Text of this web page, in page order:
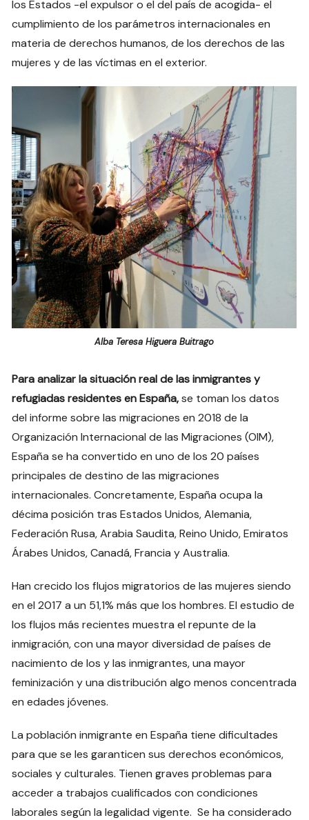
los Estados -el expulsor o el del país de acogida- el
cumplimiento de los parámetros internacionales en
materia de derechos humanos, de los derechos de las
mujeres y de las víctimas en el exterior.
Alba Teresa Higuera Buitrago
Para analizar la situación real de las inmigrantes y
refugiadas residentes en España,se toman los datos
del informe sobre las migraciones en 2018 de la
Organización Internacional de las Migraciones (OIM),
España se ha convertido en uno de los 20 países
principales de destino de las migraciones
internacionales. Concretamente, España ocupa la
décima posición tras Estados Unidos, Alemania,
Federación Rusa, Arabia Saudita, Reino Unido, Emiratos
Árabes Unidos, Canadá, Francia y Australia.
Han crecido los flujos migratorios de las mujeres siendo
en el 2017 a un 51,1% más que los hombres. El estudio de
los flujos más recientes muestra el repunte de la
inmigración, con una mayor diversidad de países de
nacimiento de los y las inmigrantes, una mayor
feminización y una distribución algo menos concentrada
en edades jóvenes.
La población inmigrante en España tiene dificultades
para que se les garanticen sus derechos económicos,
sociales y culturales. Tienen graves problemas para
acceder a trabajos cualificados con condiciones
laborales según la legalidad vigente. Se ha considerado